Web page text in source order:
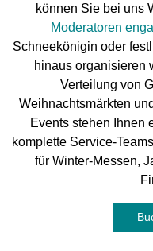
können Sie bei uns
Moderatoren
Schneekönigin oder
hinaus organisieren
Verteilung von
Weihnachtsmärkten
Events stehen Ihnen
komplette Service-
für Winter-Messen,